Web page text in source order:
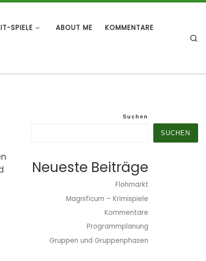
SPIELE ABOUT ME KOMMENTARE
Suchen
SUCHEN
Neueste Beiträge
Flohmarkt
Magnificum – Krimispiele
Kommentare
Programmplanung
Gruppen und Gruppenphasen